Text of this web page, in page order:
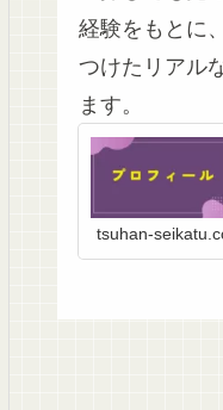
経験をもとに
つけたリアル
ます。
tsuhan-